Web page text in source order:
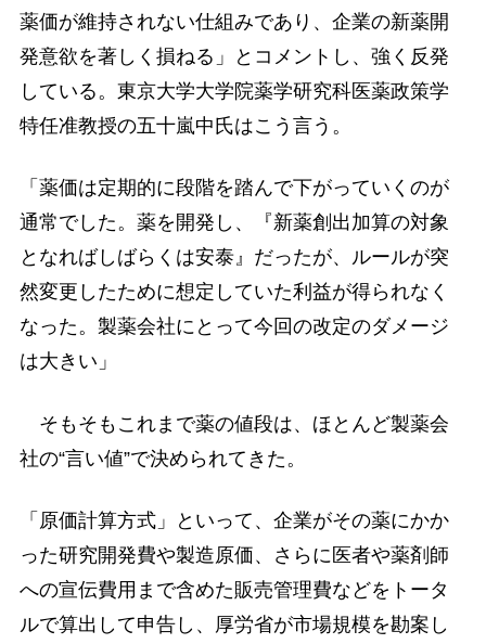
薬価が維持されない仕組みであり、企業の新薬開
発意欲を著しく損ねる」とコメントし、強く反発
している。東京大学大学院薬学研究科医薬政策学
特任准教授の五十嵐中氏はこう言う。
「薬価は定期的に段階を踏んで下がっていくのが
通常でした。薬を開発し、『新薬創出加算の対象
となればしばらくは安泰』だったが、ルールが突
然変更したために想定していた利益が得られなく
なった。製薬会社にとって今回の改定のダメージ
は大きい」
そもそもこれまで薬の値段は、ほとんど製薬会
社の“言い値”で決められてきた。
「原価計算方式」といって、企業がその薬にかか
った研究開発費や製造原価、さらに医者や薬剤師
への宣伝費用まで含めた販売管理費などをトータ
ルで算出して申告し、厚労省が市場規模を勘案し